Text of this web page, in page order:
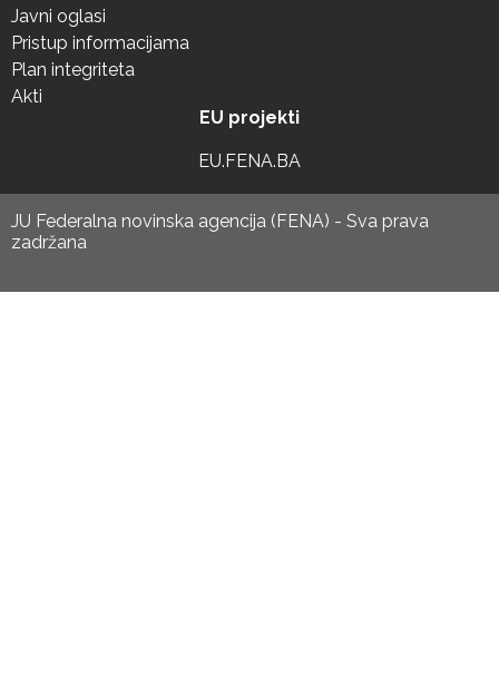
Javni oglasi
Pristup informacijama
Plan integriteta
Akti
EU projekti
EU.FENA.BA
JU Federalna novinska agencija (FENA) - Sva prava
zadržana